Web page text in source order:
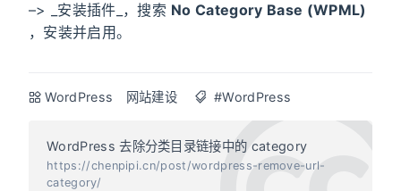
–> _安装插件_，搜索 No Category Base (WPML)
，安装并启用。
WordPress 网站建设 #WordPress
WordPress 去除分类目录链接中的 category
https://chenpipi.cn/post/wordpress-remove-url-
category/